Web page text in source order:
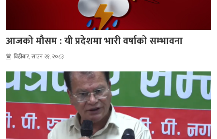
आजको मौसम : यी प्रदेशमा भारी वर्षाको सम्भावना
बिहीबार, साउन २१, २०८३